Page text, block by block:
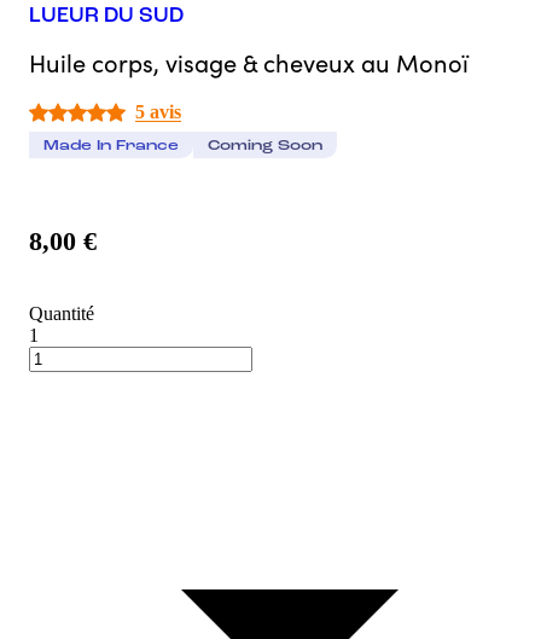
LUEUR DU SUD
Huile corps, visage & cheveux au Monoï
5 avis
Made In France Coming Soon
8,00 €
Quantité
1